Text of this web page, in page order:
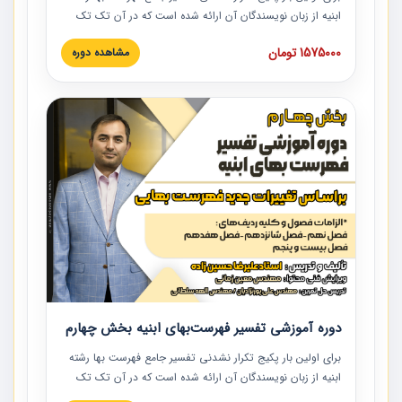
ابنیه از زبان نویسندگان آن ارائه شده است که در آن تک تک
ردیف ها و مطالب فهرست بها تفسیر و ارائه شده است. این
دوره به صورت کامل تصویری بوده و به همراه تصاویر عملیات
دوره با کلام مهندس علیرضاحسین‌زاده مدیر پروژه مهندسی
مشاور در امر بازنگری فهرست بها رشته ابنیه ارائه شده و به تمام
همکارانی که در حوزه صنعت ساخت در حال فعالیت هستند حتما
توصیه می کنیم از مطالب این دوره استفاده نمایند.
1575000 تومان مشاهده دوره
دوره آموزشی تفسیر فهرست‌بهای ابنیه بخش چهارم
برای اولین بار پکیج تکرار نشدنی تفسیر جامع فهرست بها رشته
ابنیه از زبان نویسندگان آن ارائه شده است که در آن تک تک
ردیف ها و مطالب فهرست بها تفسیر و ارائه شده است. این